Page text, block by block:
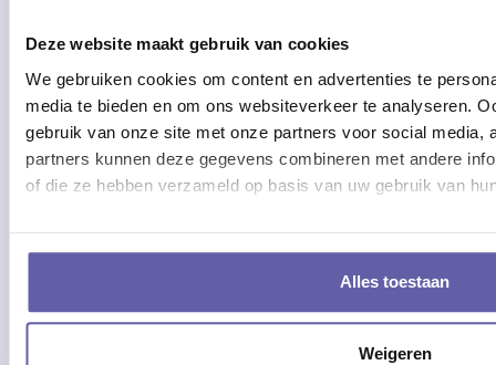
Deze website maakt gebruik van cookies
We gebruiken cookies om content en advertenties te
media te bieden en om ons websiteverkeer te analyseren.
gebruik van onze site met onze partners voor social media,
partners kunnen deze gegevens combineren met andere
of die ze hebben verzameld op basis van uw gebruik van
Alles toestaan
Weigeren